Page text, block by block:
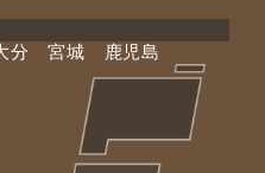
宮城 鹿児島